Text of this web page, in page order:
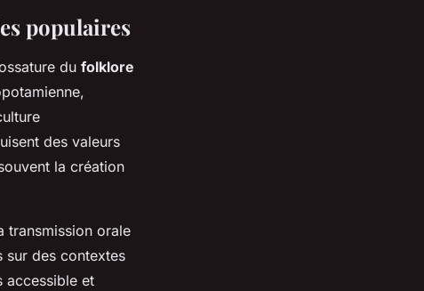
populaires
du folklore
des valeurs
la création
transmission orale
sur des contextes
accessible et